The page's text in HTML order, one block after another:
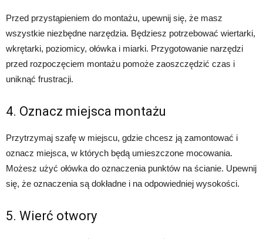
Przed przystąpieniem do montażu, upewnij się, że masz
wszystkie niezbędne narzędzia. Będziesz potrzebować wiertarki,
wkrętarki, poziomicy, ołówka i miarki. Przygotowanie narzędzi
przed rozpoczęciem montażu pomoże zaoszczędzić czas i
uniknąć frustracji.
4. Oznacz miejsca montażu
Przytrzymaj szafę w miejscu, gdzie chcesz ją zamontować i
oznacz miejsca, w których będą umieszczone mocowania.
Możesz użyć ołówka do oznaczenia punktów na ścianie. Upewnij
się, że oznaczenia są dokładne i na odpowiedniej wysokości.
5. Wierć otwory